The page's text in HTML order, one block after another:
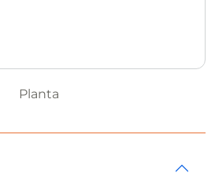
Planta